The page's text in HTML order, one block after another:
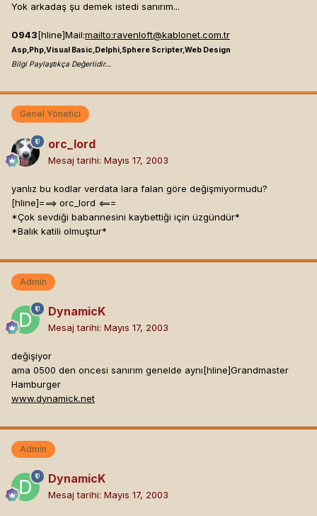
Yok arkadaş şu demek istedi sanırım...
0943[hline]Mail:mailto:ravenloft@kablonet.com.tr
Asp,Php,Visual Basic,Delphi,Sphere Scripter,Web Design
Bilgi Paylaştıkça Değerlidir...
Genel Yönetici
orc_lord
Mesaj tarihi: Mayıs 17, 2003
yanlız bu kodlar verdata lara falan göre değişmiyormudu?
[hline]===> orc_lord <===
*Çok sevdiği babannesini kaybettiği için üzgündür*
*Balık katili olmuştur*
Admin
DynamicK
Mesaj tarihi: Mayıs 17, 2003
değişiyor
ama 0500 den oncesi sanırım genelde aynı[hline]Grandmaster
Hamburger
www.dynamick.net
Admin
DynamicK
Mesaj tarihi: Mayıs 17, 2003